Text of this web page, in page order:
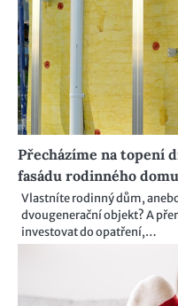
Přecházíme na topení
fasádu rodinného domu
Vlastníte rodinný dům,
dvougenerační objekt? A
investovat do opatření,…